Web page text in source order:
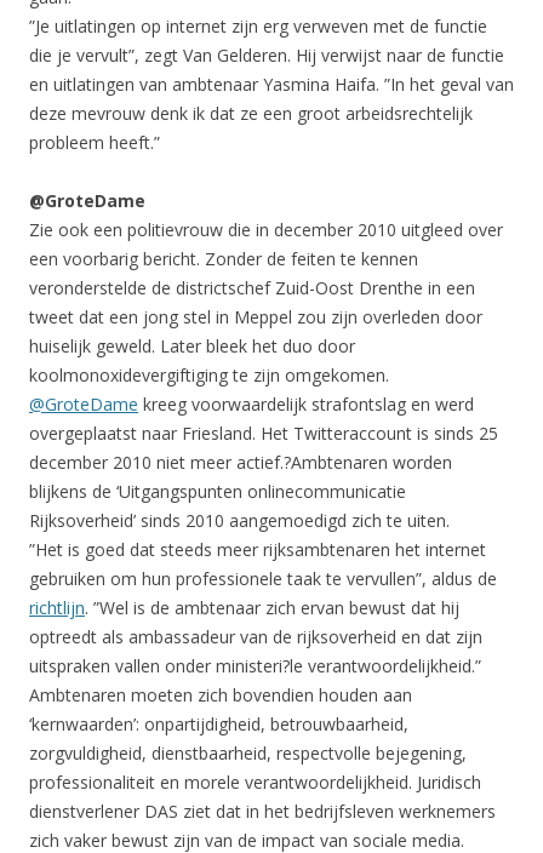
”Je uitlatingen op internet zijn erg verweven met de functie
die je vervult”, zegt Van Gelderen. Hij verwijst naar de functie
en uitlatingen van ambtenaar Yasmina Haifa. ”In het geval van
deze mevrouw denk ik dat ze een groot arbeidsrechtelijk
probleem heeft.”
@GroteDame
Zie ook een politievrouw die in december 2010 uitgleed over
een voorbarig bericht. Zonder de feiten te kennen
veronderstelde de districtschef Zuid-Oost Drenthe in een
tweet dat een jong stel in Meppel zou zijn overleden door
huiselijk geweld. Later bleek het duo door
koolmonoxidevergiftiging te zijn omgekomen.
@GroteDame kreeg voorwaardelijk strafontslag en werd
overgeplaatst naar Friesland. Het Twitteraccount is sinds 25
december 2010 niet meer actief.?Ambtenaren worden
blijkens de ‘Uitgangspunten onlinecommunicatie
Rijksoverheid’ sinds 2010 aangemoedigd zich te uiten.
”Het is goed dat steeds meer rijksambtenaren het internet
gebruiken om hun professionele taak te vervullen”, aldus de
richtlijn. ”Wel is de ambtenaar zich ervan bewust dat hij
optreedt als ambassadeur van de rijksoverheid en dat zijn
uitspraken vallen onder ministeri?le verantwoordelijkheid.”
Ambtenaren moeten zich bovendien houden aan
‘kernwaarden’: onpartijdigheid, betrouwbaarheid,
zorgvuldigheid, dienstbaarheid, respectvolle bejegening,
professionaliteit en morele verantwoordelijkheid. Juridisch
dienstverlener DAS ziet dat in het bedrijfsleven werknemers
zich vaker bewust zijn van de impact van sociale media.